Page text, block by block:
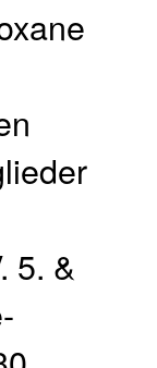
5. &